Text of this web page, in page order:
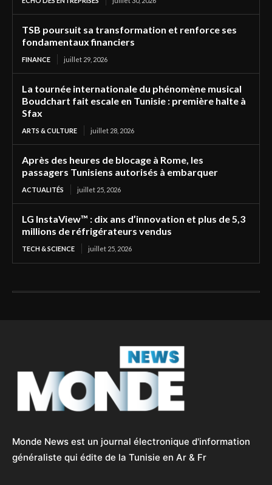
TSB poursuit sa transformation et renforce ses
fondamentaux financiers
FINANCE juillet 29, 2026
La tournée internationale du phénomène musical
Boudchart fait escale en Tunisie : première halte à
Sfax
ARTS & CULTURE juillet 28, 2026
Après des heures de blocage à Rome, les
passagers Tunisiens autorisés à embarquer
ACTUALITÉS juillet 25, 2026
LG InstaView™ : dix ans d’innovation et plus de 5,3
millions de réfrigérateurs vendus
TECH & SCIENCE juillet 25, 2026
Monde News est un journal électronique d'information
généraliste qui édite de la Tunisie en Ar & Fr